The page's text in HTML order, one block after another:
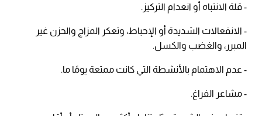
- قلة الانتباه أو انعدام التركيز.
- الانفعالات الشديدة أو الإحباط، وتعكر المزاج والحزن غير
المبرر، والغضب والكسل.
- عدم الاهتمام بالأنشطة التي كانت ممتعة يومًا ما.
- مشاعر الفراغ.